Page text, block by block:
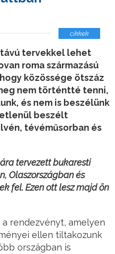
cikkek
távú tervekkel lehet
roma származású
közössége ötszáz
nem történtté tenni,
és nem is beszélünk
beszélt
tévéműsorban és
tervezett bukaresti
Olaszországban és
fel. Ezen ott lesz majd ön
rendezvényt, amelyen
ellen tiltakozunk
országban is